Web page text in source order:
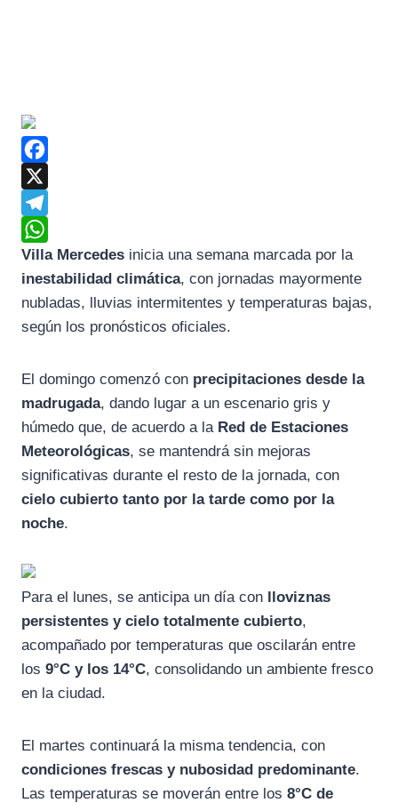
F
a
c
e
b
o
o
X
T
e
l
e
g
a
W
h
a
t
A
p
Villa Mercedes inicia una semana marcada por la
inestabilidad climática, con jornadas mayormente
nubladas, lluvias intermitentes y temperaturas bajas,
según los pronósticos oficiales.
El domingo comenzó con precipitaciones desde la
madrugada, dando lugar a un escenario gris y
húmedo que, de acuerdo a la Red de Estaciones
Meteorológicas, se mantendrá sin mejoras
significativas durante el resto de la jornada, con
cielo cubierto tanto por la tarde como por la
noche.
Para el lunes, se anticipa un día con lloviznas
persistentes y cielo totalmente cubierto,
acompañado por temperaturas que oscilarán entre
los 9°C y los 14°C, consolidando un ambiente fresco
en la ciudad.
El martes continuará la misma tendencia, con
condiciones frescas y nubosidad predominante.
Las temperaturas se moverán entre los 8°C de